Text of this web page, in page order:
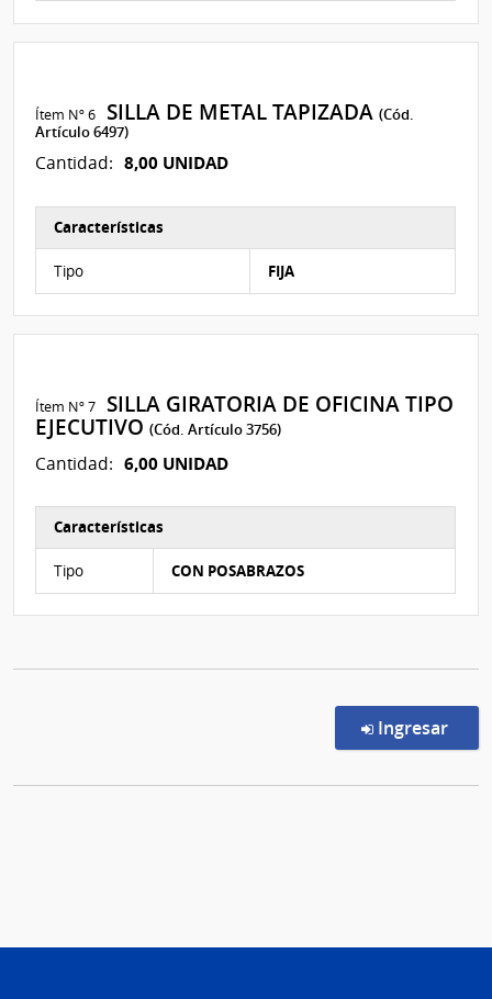
Ítem Nº 6 SILLA DE METAL TAPIZADA(Cód.
Artículo 6497)
Cantidad: 8,00 UNIDAD
Características
Tipo FIJA
Ítem Nº 7
SILLA GIRATORIA DE OFICINA TIPO
EJECUTIVO(Cód. Artículo 3756)
Cantidad: 6,00 UNIDAD
Características
Tipo CON POSABRAZOS
Ingresar